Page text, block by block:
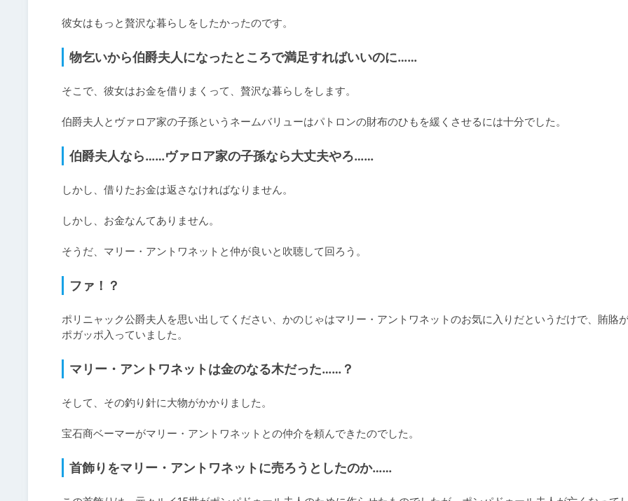
彼女はもっと贅沢な暮らしをしたかったのです。
物乞いから伯爵夫人になったところで満足すればいいのに……
そこで、彼女はお金を借りまくって、贅沢な暮らしをします。
伯爵夫人とヴァロア家の子孫というネームバリューはパトロンの財布のひもを緩くさせるには十分でした。
伯爵夫人なら……ヴァロア家の子孫なら大丈夫やろ……
しかし、借りたお金は返さなければなりません。
しかし、お金なんてありません。
そうだ、マリー・アントワネットと仲が良いと吹聴して回ろう。
ファ！？
ポリニャック公爵夫人を思い出してください、かのじゃはマリー・アントワネットのお気に入りだというだけで、賄賂
ポガッポ入っていました。
マリー・アントワネットは金のなる木だった……？
そして、その釣り針に大物がかかりました。
宝石商ベーマーがマリー・アントワネットとの仲介を頼んできたのでした。
首飾りをマリー・アントワネットに売ろうとしたのか……